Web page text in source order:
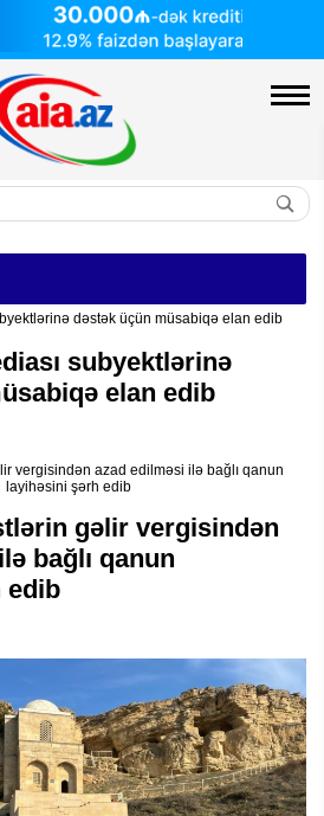
subyektlərinə
elan edib
gəlir vergisindən
bağlı qanun
edib